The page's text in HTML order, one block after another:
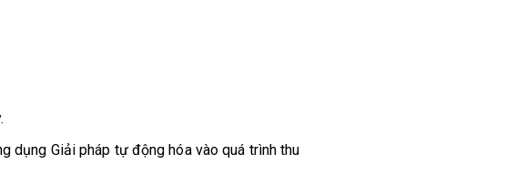
dụng Giải pháp tự động hóa vào quá trình thu